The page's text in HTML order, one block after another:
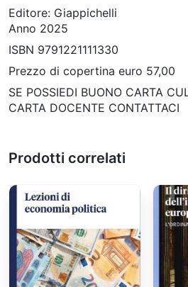
Editore: Giappichelli
Anno 2025
ISBN 9791221111330
Prezzo di copertina euro 57,00
SE POSSIEDI BUONO CARTA
CARTA DOCENTE CONTATTACI
Prodotti correlati